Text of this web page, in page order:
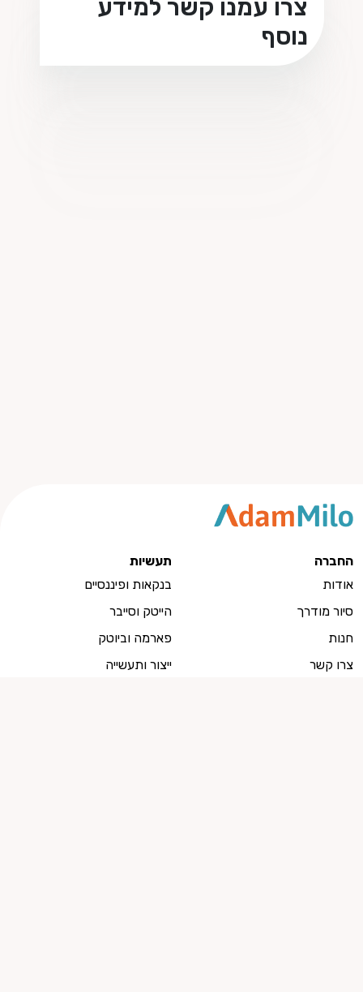
צרו עמנו קשר למידע
נוסף
החברה
אודות
סיור מודרך
חנות
צרו קשר
תעשיות
בנקאות ופיננסיים
הייטק וסייבר
פארמה וביוטק
ייצור ותעשייה